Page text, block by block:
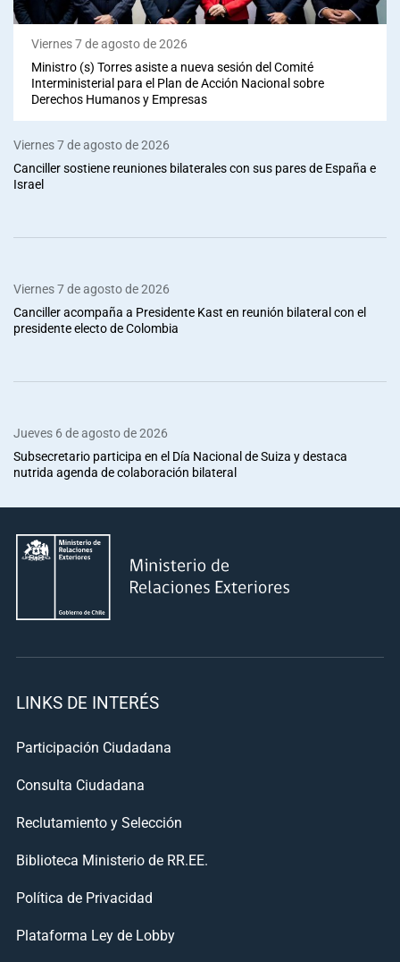
Viernes 7 de agosto de 2026
Ministro (s) Torres asiste a nueva sesión del Comité
Interministerial para el Plan de Acción Nacional sobre
Derechos Humanos y Empresas
Viernes 7 de agosto de 2026
Canciller sostiene reuniones bilaterales con sus pares de España e
Israel
Viernes 7 de agosto de 2026
Canciller acompaña a Presidente Kast en reunión bilateral con el
presidente electo de Colombia
Jueves 6 de agosto de 2026
Subsecretario participa en el Día Nacional de Suiza y destaca
nutrida agenda de colaboración bilateral
LINKS DE INTERÉS
Participación Ciudadana
Consulta Ciudadana
Reclutamiento y Selección
Biblioteca Ministerio de RR.EE.
Política de Privacidad
Plataforma Ley de Lobby